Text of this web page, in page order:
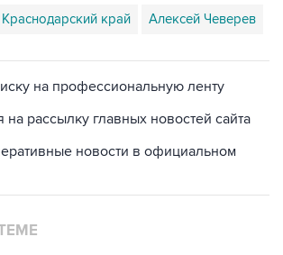
на рассылку главных новостей сайта
новости в официальном